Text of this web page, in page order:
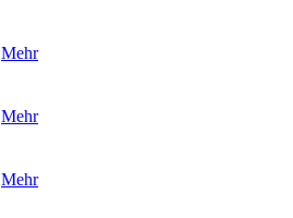
Mehr
Mehr
Mehr